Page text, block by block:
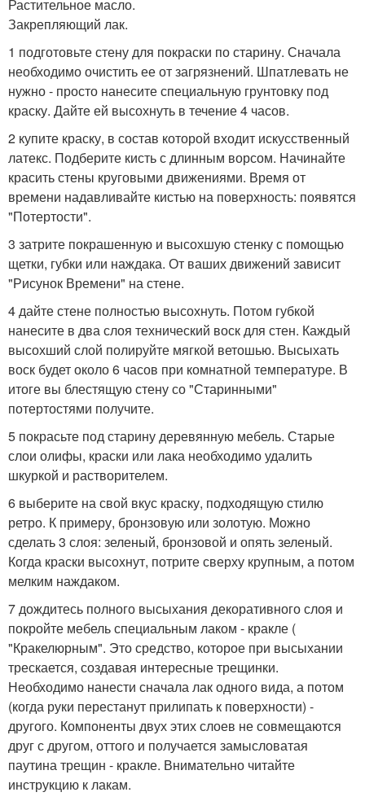
Растительное масло.
Закрепляющий лак.
1 подготовьте стену для покраски по старину. Сначала
необходимо очистить ее от загрязнений. Шпатлевать не
нужно - просто нанесите специальную грунтовку под
краску. Дайте ей высохнуть в течение 4 часов.
2 купите краску, в состав которой входит искусственный
латекс. Подберите кисть с длинным ворсом. Начинайте
красить стены круговыми движениями. Время от
времени надавливайте кистью на поверхность: появятся
"Потертости".
3 затрите покрашенную и высохшую стенку с помощью
щетки, губки или наждака. От ваших движений зависит
"Рисунок Времени" на стене.
4 дайте стене полностью высохнуть. Потом губкой
нанесите в два слоя технический воск для стен. Каждый
высохший слой полируйте мягкой ветошью. Высыхать
воск будет около 6 часов при комнатной температуре. В
итоге вы блестящую стену со "Старинными"
потертостями получите.
5 покрасьте под старину деревянную мебель. Старые
слои олифы, краски или лака необходимо удалить
шкуркой и растворителем.
6 выберите на свой вкус краску, подходящую стилю
ретро. К примеру, бронзовую или золотую. Можно
сделать 3 слоя: зеленый, бронзовой и опять зеленый.
Когда краски высохнут, потрите сверху крупным, а потом
мелким наждаком.
7 дождитесь полного высыхания декоративного слоя и
покройте мебель специальным лаком - кракле (
"Кракелюрным". Это средство, которое при высыхании
трескается, создавая интересные трещинки.
Необходимо нанести сначала лак одного вида, а потом
(когда руки перестанут прилипать к поверхности) -
другого. Компоненты двух этих слоев не совмещаются
друг с другом, оттого и получается замысловатая
паутина трещин - кракле. Внимательно читайте
инструкцию к лакам.